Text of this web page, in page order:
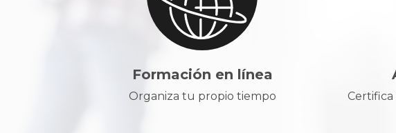
Formación en línea
Organiza tu propio tiempo